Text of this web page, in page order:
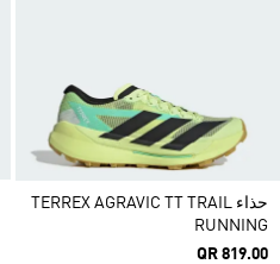
حذاء TERREX AGRAVIC TT TRAIL
RUNNING
QR 819.00